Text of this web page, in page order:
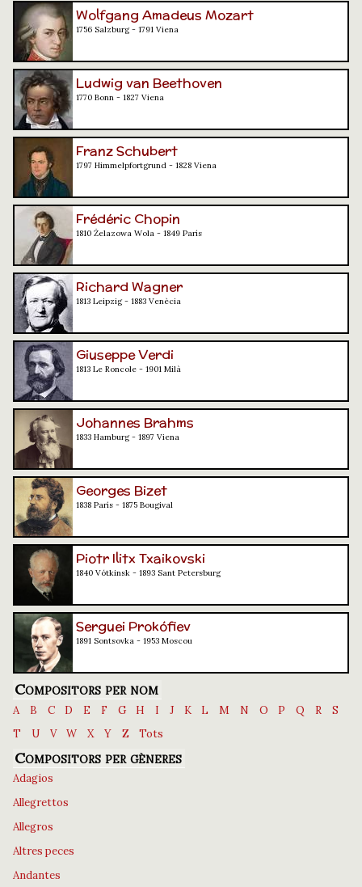
Wolfgang Amadeus Mozart
1756 Salzburg - 1791 Viena
Ludwig van Beethoven
1770 Bonn - 1827 Viena
Franz Schubert
1797 Himmelpfortgrund - 1828 Viena
Frédéric Chopin
1810 Żelazowa Wola - 1849 París
Richard Wagner
1813 Leipzig - 1883 Venècia
Giuseppe Verdi
1813 Le Roncole - 1901 Milà
Johannes Brahms
1833 Hamburg - 1897 Viena
Georges Bizet
1838 París - 1875 Bougival
Piotr Ilitx Txaikovski
1840 Vótkinsk - 1893 Sant Petersburg
Serguei Prokófiev
1891 Sontsovka - 1953 Moscou
Compositors per nom
A B C D E F G H I J K L M N O P Q R
S
T
U V W X Y Z Tots
Compositors per gèneres
Adagios
Allegrettos
Allegros
Altres peces
Andantes